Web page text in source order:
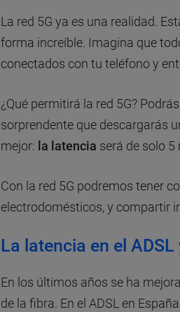
La red 5G ya es una realidad.
forma increíble. Imagina que
conectados con tu teléfono y
¿Qué permitirá la red 5G?
sorprendente que descargarás
mejor: la latencia será de solo
Con la red 5G podremos tener
electrodomésticos, y compartir
La latencia en el
En los últimos años se ha
de la fibra. En el ADSL en